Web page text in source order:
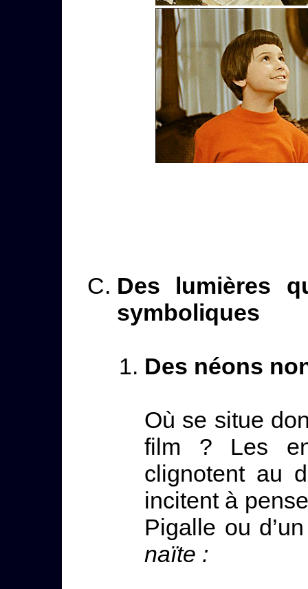
Des lumières
symboliques
Des néons
Où se situe
film ? Les
clignotent au
incitent à
Pigalle ou
naïte :